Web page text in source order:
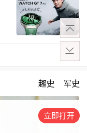
趣史 军史
立即打开